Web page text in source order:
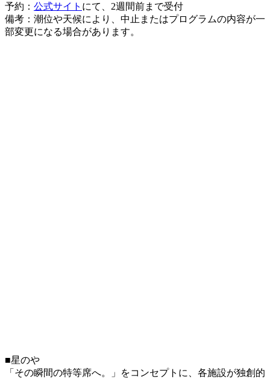
予約： 公式サイト にて、2週間前まで受付
備考：潮位や天候により、中止またはプログラムの内容が一
部変更になる場合があります。
■星のや
「その瞬間の特等席へ。」をコンセプトに、各施設が独創的